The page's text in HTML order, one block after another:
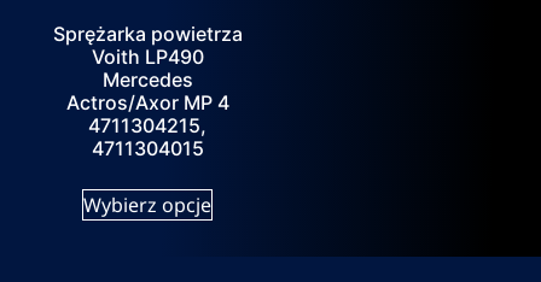
Sprężarka powietrza
Voith LP490
Mercedes
Actros/Axor MP 4
4711304215,
4711304015
Wybierz opcje